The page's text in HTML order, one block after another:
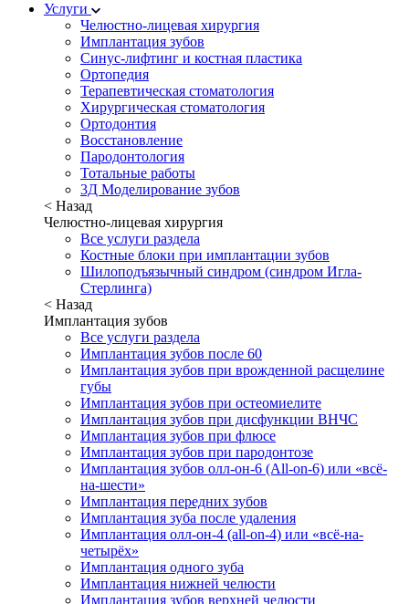
Услуги
Челюстно-лицевая хирургия
Имплантация зубов
Синус-лифтинг и костная пластика
Ортопедия
Терапевтическая стоматология
Хирургическая стоматология
Ортодонтия
Восстановление
Пародонтология
Тотальные работы
3Д Моделирование зубов
< Назад
Челюстно-лицевая хирургия
Все услуги раздела
Костные блоки при имплантации зубов
Шилоподъязычный синдром (синдром Игла-
Стерлинга)
< Назад
Имплантация зубов
Все услуги раздела
Имплантация зубов после 60
Имплантация зубов при врожденной расщелине
губы
Имплантация зубов при остеомиелите
Имплантация зубов при дисфункции ВНЧС
Имплантация зубов при флюсе
Имплантация зубов при пародонтозе
Имплантация зубов олл-он-6 (All-on-6) или «всё-
на-шести»
Имплантация передних зубов
Имплантация зуба после удаления
Имплантация олл-он-4 (all-on-4) или «всё-на-
четырёх»
Имплантация одного зуба
Имплантация нижней челюсти
Имплантация зубов верхней челюсти